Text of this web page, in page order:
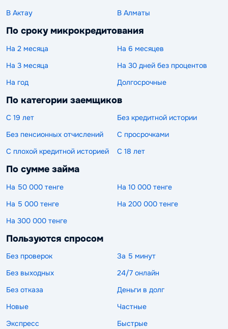
В Актау
В Алматы
По сроку микрокредитования
На 2 месяца
На 6 месяцев
На 3 месяца
На 30 дней без процентов
На год
Долгосрочные
По категории заемщиков
С 19 лет
Без кредитной истории
Без пенсионных отчислений
С просрочками
С плохой кредитной историей
С 18 лет
По сумме займа
На 50 000 тенге
На 10 000 тенге
На 5 000 тенге
На 200 000 тенге
На 300 000 тенге
Пользуются спросом
Без проверок
За 5 минут
Без выходных
24/7 онлайн
Без отказа
Деньги в долг
Новые
Частные
Экспресс
Быстрые